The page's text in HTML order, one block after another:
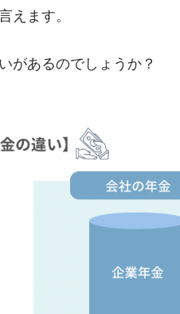
えます。
があるのでしょうか？